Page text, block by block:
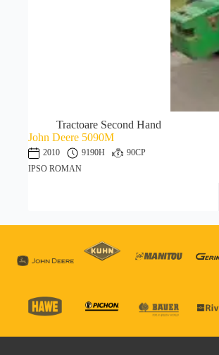
Tractoare Second Hand
John Deere 5090M
2010 9190H
90CP
IPSO ROMAN